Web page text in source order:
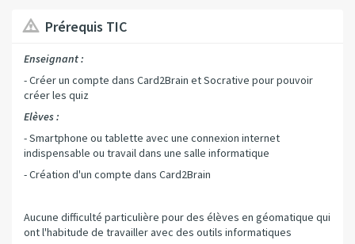
Prérequis TIC
Enseignant :
- Créer un compte dans Card2Brain et Socrative pour pouvoir
créer les quiz
Elèves :
- Smartphone ou tablette avec une connexion internet
indispensable ou travail dans une salle informatique
- Création d'un compte dans Card2Brain
Aucune difficulté particulière pour des élèves en géomatique qui
ont l'habitude de travailler avec des outils informatiques